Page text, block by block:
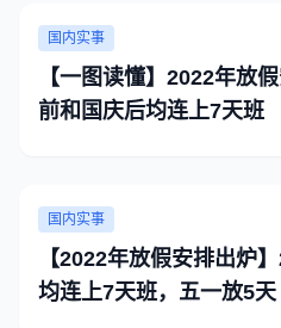
国内实事
【一图读懂】2022年放
前和国庆后均连上7天班
国内实事
【2022年放假安排出炉
均连上7天班，五一放5天